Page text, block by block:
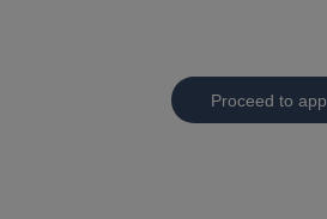
Proceed to app